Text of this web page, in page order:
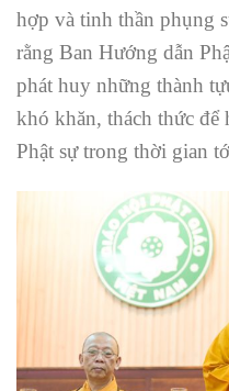
hợp và tinh thần phụng
rằng Ban Hướng dẫn
phát huy những thành
khó khăn, thách thức để
Phật sự trong thời gian